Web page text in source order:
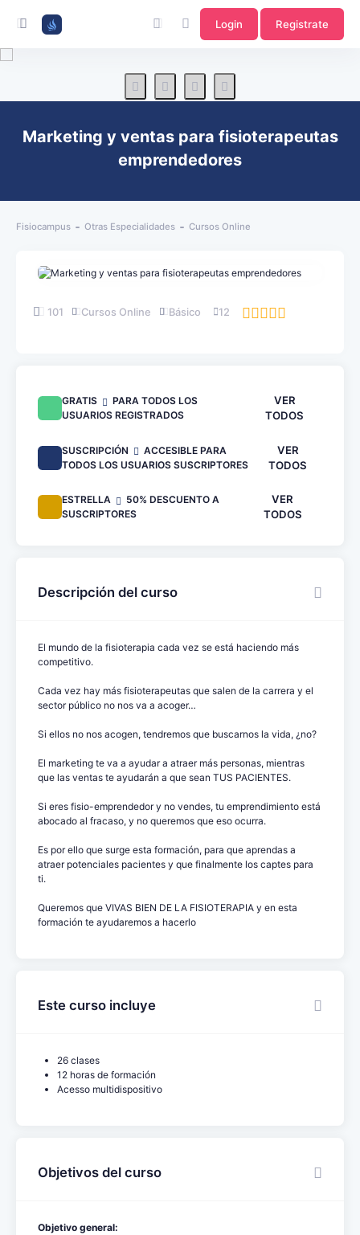
Login Registrate
Marketing y ventas para fisioterapeutas
emprendedores
Fisiocampus Otras Especialidades Cursos Online
101 Cursos Online Básico 12
GRATIS
PARA TODOS LOS
USUARIOS REGISTRADOS
VER
TODOS
SUSCRIPCIÓN
ACCESIBLE PARA
TODOS LOS USUARIOS SUSCRIPTORES
VER
TODOS
ESTRELLA
50% DESCUENTO A
SUSCRIPTORES
VER
TODOS
Descripción del curso
El mundo de la fisioterapia cada vez se está haciendo más
competitivo.
Cada vez hay más fisioterapeutas que salen de la carrera y el
sector público no nos va a acoger…
Si ellos no nos acogen, tendremos que buscarnos la vida, ¿no?
El marketing te va a ayudar a atraer más personas, mientras
que las ventas te ayudarán a que sean TUS PACIENTES.
Si eres fisio-emprendedor y no vendes, tu emprendimiento está
abocado al fracaso, y no queremos que eso ocurra.
Es por ello que surge esta formación, para que aprendas a
atraer potenciales pacientes y que finalmente los captes para
ti.
Queremos que VIVAS BIEN DE LA FISIOTERAPIA y en esta
formación te ayudaremos a hacerlo
Este curso incluye
26 clases
12 horas de formación
Acesso multidispositivo
Objetivos del curso
Objetivo general: